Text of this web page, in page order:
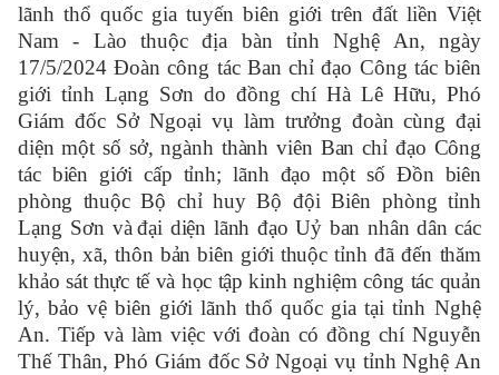
lãnh thổ quốc gia tuyến biên giới trên đất liền Việt
Nam - Lào thuộc địa bàn tỉnh Nghệ An, ngày
17/5/2024 Đoàn công tác Ban chỉ đạo Công tác biên
giới tỉnh Lạng Sơn do đồng chí Hà Lê Hữu, Phó
Giám đốc Sở Ngoại vụ làm trưởng đoàn cùngđại
diện một số sở, ngành thành viên Ban chỉ đạo Công
tác biên giới cấp tỉnh; lãnh đạo một số Đồn biên
phòng thuộcBộ chỉ huy Bộ đội Biên phòng tỉnh
Lạng Sơn và đại diện lãnh đạo Uỷ ban nhân dân các
huyện, xã, thôn bản biên giới thuộc tỉnh đã đến thăm
khảo sát thực tế và học tập kinh nghiệm công tác quản
lý, bảo vệ biên giới lãnh thổ quốc gia tạitỉnh Nghệ
An. Tiếp và làm việc với đoàn có đồng chí Nguyễn
Thế Thân, Phó Giám đốc Sở Ngoại vụ tỉnh Nghệ An